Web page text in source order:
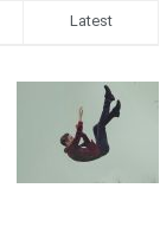
Latest